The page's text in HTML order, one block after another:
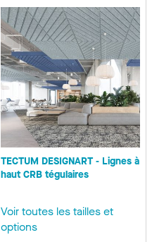
TECTUM DESIGNART - Lignes à
haut CRB tégulaires
Voir toutes les tailles et
options